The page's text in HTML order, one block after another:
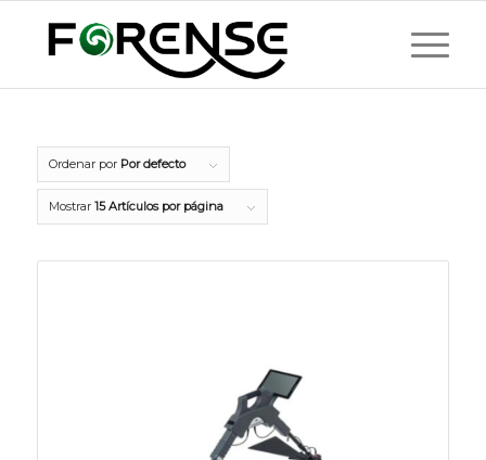
Ordenar por Por defecto
Mostrar 15 Artículos por página